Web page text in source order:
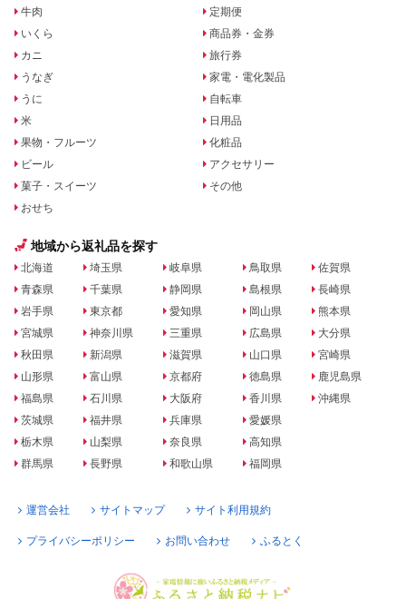
牛肉
いくら
カニ
うなぎ
うに
米
果物・フルーツ
ビール
菓子・スイーツ
おせち
定期便
商品券・金券
旅行券
家電・電化製品
自転車
日用品
化粧品
アクセサリー
その他
地域から返礼品を探す
北海道
青森県
岩手県
宮城県
秋田県
山形県
福島県
茨城県
栃木県
群馬県
埼玉県
千葉県
東京都
神奈川県
新潟県
富山県
石川県
福井県
山梨県
長野県
岐阜県
静岡県
愛知県
三重県
滋賀県
京都府
大阪府
兵庫県
奈良県
和歌山県
鳥取県
島根県
岡山県
広島県
山口県
徳島県
香川県
愛媛県
高知県
福岡県
佐賀県
長崎県
熊本県
大分県
宮崎県
鹿児島県
沖縄県
運営会社 サイトマップ サイト利用規約
プライバシーポリシー お問い合わせ ふるとく